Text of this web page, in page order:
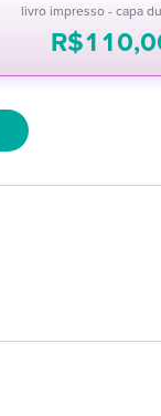
livro impresso - capa
R$